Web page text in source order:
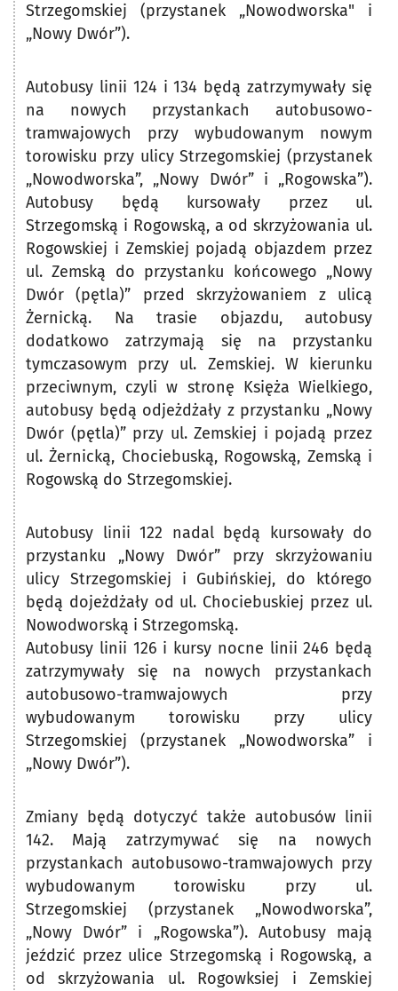
Strzegomskiej (przystanek „Nowodworska" i
„Nowy Dwór”).
Autobusy linii 124 i 134 będą zatrzymywały się
na nowych przystankach autobusowo-
tramwajowych przy wybudowanym nowym
torowisku przy ulicy Strzegomskiej (przystanek
„Nowodworska”, „Nowy Dwór” i „Rogowska”).
Autobusy będą kursowały przez ul.
Strzegomską i Rogowską, a od skrzyżowania ul.
Rogowskiej i Zemskiej pojadą objazdem przez
ul. Zemską do przystanku końcowego „Nowy
Dwór (pętla)” przed skrzyżowaniem z ulicą
Żernicką. Na trasie objazdu, autobusy
dodatkowo zatrzymają się na przystanku
tymczasowym przy ul. Zemskiej. W kierunku
przeciwnym, czyli w stronę Księża Wielkiego,
autobusy będą odjeżdżały z przystanku „Nowy
Dwór (pętla)” przy ul. Zemskiej i pojadą przez
ul. Żernicką, Chociebuską, Rogowską, Zemską i
Rogowską do Strzegomskiej.
Autobusy linii 122 nadal będą kursowały do
przystanku „Nowy Dwór” przy skrzyżowaniu
ulicy Strzegomskiej i Gubińskiej, do którego
będą dojeżdżały od ul. Chociebuskiej przez ul.
Nowodworską i Strzegomską.
Autobusy linii 126 i kursy nocne linii 246 będą
zatrzymywały się na nowych przystankach
autobusowo-tramwajowych przy
wybudowanym torowisku przy ulicy
Strzegomskiej (przystanek „Nowodworska” i
„Nowy Dwór”).
Zmiany będą dotyczyć także autobusów linii
142. Mają zatrzymywać się na nowych
przystankach autobusowo-tramwajowych przy
wybudowanym torowisku przy ul.
Strzegomskiej (przystanek „Nowodworska”,
„Nowy Dwór” i „Rogowska”). Autobusy mają
jeździć przez ulice Strzegomską i Rogowską, a
od skrzyżowania ul. Rogowksiej i Zemskiej